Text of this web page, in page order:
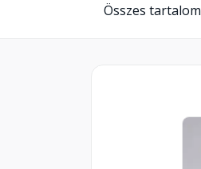
Összes tartalom